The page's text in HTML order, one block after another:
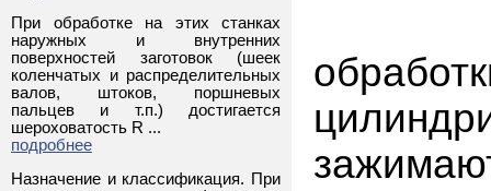
При обработке на этих станках
наружных и внутренних
поверхностей заготовок (шеек
коленчатых и распределительных
валов, штоков, поршневых
пальцев и т.п.) достигается
шероховатость R ...
подробнее
Назначение и классификация. При